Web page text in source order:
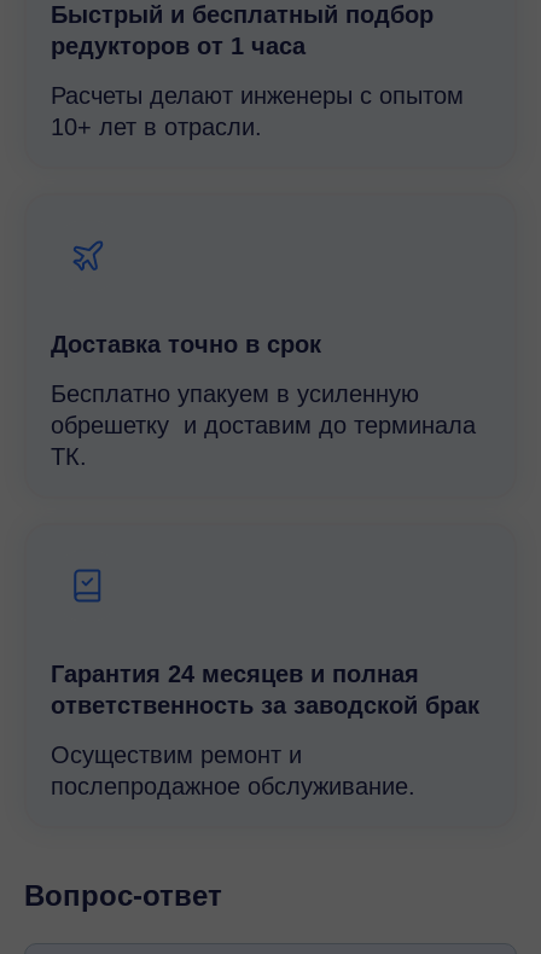
Быстрый и беcплатный подбор
редукторов от 1 часа
Расчеты делают инженеры с опытом
10+ лет в отрасли.
Доставка точно в срок
Бесплатно упакуем в усиленную
обрешетку и доставим до терминала
ТК.
Гарантия 24 месяцев и полная
ответственность за заводской брак
Осуществим ремонт и
послепродажное обслуживание.
Вопрос-ответ